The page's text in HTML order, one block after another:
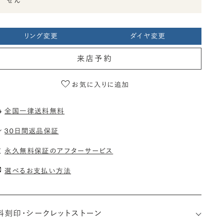
リング変更 ダイヤ変更
来店予約
お気に入りに追加
全国一律送料無料
30日間返品保証
永久無料保証のアフターサービス
選べるお支払い方法
刻印・ シークレットストーン